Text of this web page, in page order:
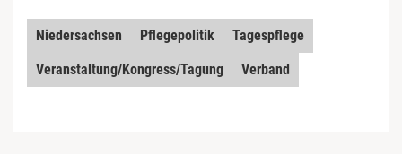
Niedersachsen Pflegepolitik
Tagespflege
Veranstaltung/Kongress/Tagung
Verband